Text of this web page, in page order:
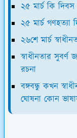
২৫ মার্চ কি
২৫ মার্চ গণহত্যা
২৬শে মার্চ
স্বাধীনতার
রচনা
বঙ্গবন্ধু কখন
ঘোষনা কোন